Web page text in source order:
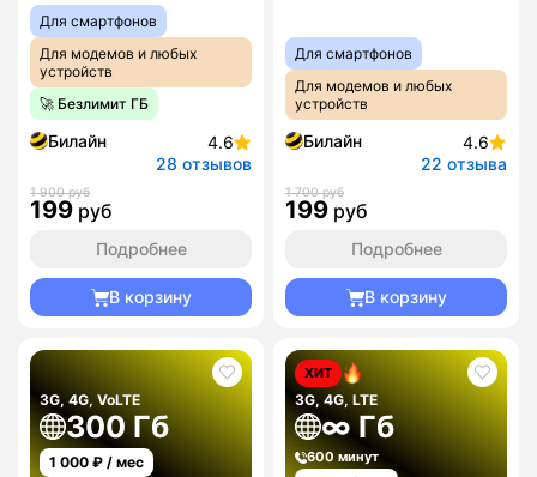
Для смартфонов
Для модемов и любых
устройств
🚀 Безлимит ГБ
Билайн
4.6
28 отзывов
1 900 руб
199 руб
Подробнее
В корзину
Для смартфонов
Для модемов и любых
устройств
Билайн
4.6
22 отзыва
1 700 руб
199 руб
Подробнее
В корзину
3G, 4G, VoLTE
300 Гб
1 000 ₽ / мес
ХИТ
3G, 4G, LTE
∞ Гб
600 минут